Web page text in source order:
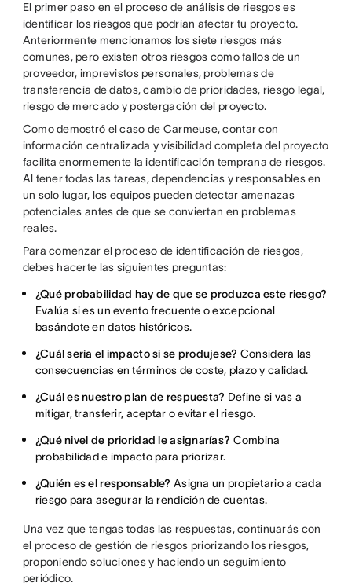
El primer paso en el proceso de análisis de riesgos es
identificar los riesgos que podrían afectar tu proyecto.
Anteriormente mencionamos los siete riesgos más
comunes, pero existen otros riesgos como fallos de un
proveedor, imprevistos personales, problemas de
transferencia de datos, cambio de prioridades, riesgo legal,
riesgo de mercado y postergación del proyecto.
Como demostró el caso de Carmeuse, contar con
información centralizada y visibilidad completa del proyecto
facilita enormemente la identificación temprana de riesgos.
Al tener todas las tareas, dependencias y responsables en
un solo lugar, los equipos pueden detectar amenazas
potenciales antes de que se conviertan en problemas
reales.
Para comenzar el proceso de identificación de riesgos,
debes hacerte las siguientes preguntas:
¿Qué probabilidad hay de que se produzca este riesgo?
Evalúa si es un evento frecuente o excepcional
basándote en datos históricos.
¿Cuál sería el impacto si se produjese? Considera las
consecuencias en términos de coste, plazo y calidad.
¿Cuál es nuestro plan de respuesta? Define si vas a
mitigar, transferir, aceptar o evitar el riesgo.
¿Qué nivel de prioridad le asignarías? Combina
probabilidad e impacto para priorizar.
¿Quién es el responsable? Asigna un propietario a cada
riesgo para asegurar la rendición de cuentas.
Una vez que tengas todas las respuestas, continuarás con
el proceso de gestión de riesgos priorizando los riesgos,
proponiendo soluciones y haciendo un seguimiento
periódico.